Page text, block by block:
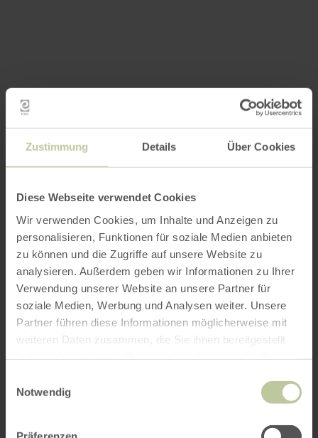
Zustimmung Details Über Cookies
Diese Webseite verwendet Cookies
Wir verwenden Cookies, um Inhalte und Anzeigen zu
personalisieren, Funktionen für soziale Medien anbieten
zu können und die Zugriffe auf unsere Website zu
analysieren. Außerdem geben wir Informationen zu Ihrer
Verwendung unserer Website an unsere Partner für
soziale Medien, Werbung und Analysen weiter. Unsere
Partner führen diese Informationen möglicherweise mit
weiteren Daten zusammen, die Sie ihnen bereitgestellt
Notwendig